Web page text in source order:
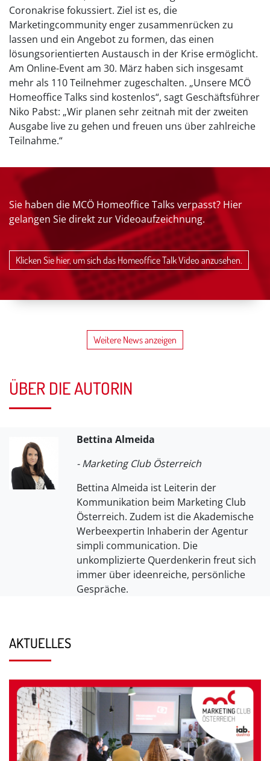
Coronakrise fokussiert. Ziel ist es, die
Marketingcommunity enger zusammenrücken zu
lassen und ein Angebot zu formen, das einen
lösungsorientierten Austausch in der Krise ermöglicht.
Am Online-Event am 30. März haben sich insgesamt
mehr als 110 Teilnehmer zugeschalten. „Unsere MCÖ
Homeoffice Talks sind kostenlos“, sagt Geschäftsführer
Niko Pabst: „Wir planen sehr zeitnah mit der zweiten
Ausgabe live zu gehen und freuen uns über zahlreiche
Teilnahme.“
Sie haben die MCÖ Homeoffice Talks verpasst? Hier
gelangen Sie direkt zur Videoaufzeichnung.
Klicken Sie hier, um sich das Homeoffice Talk Video anzusehen.
Weitere News anzeigen
ÜBER DIE AUTORIN
Bettina Almeida
- Marketing Club Österreich
Bettina Almeida ist Leiterin der
Kommunikation beim Marketing Club
Österreich. Zudem ist die Akademische
Werbeexpertin Inhaberin der Agentur
simpli communication. Die
unkomplizierte Querdenkerin freut sich
immer über ideenreiche, persönliche
Gespräche.
AKTUELLES